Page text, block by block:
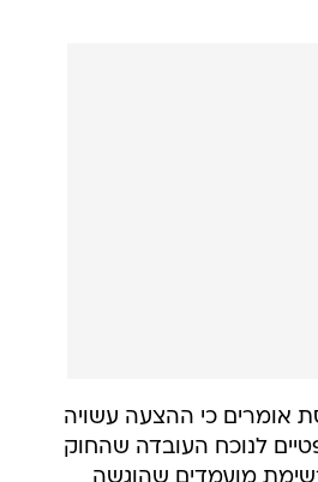
מועמדים שהוגשה
באפשרות של פיצול סיעות.